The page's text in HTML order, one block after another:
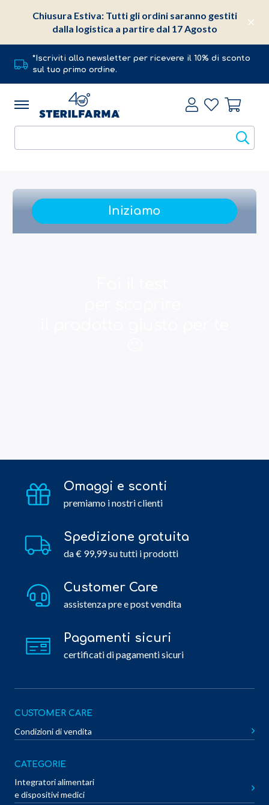
*Iscriviti alla newsletter per ricevere il 10% di sconto
sul tuo primo ordine.
Omaggi e sconti
premiamo i nostri clienti
Spedizione gratuita
da € 99,99 su tutti i prodotti
Customer Care
assistenza pre e post vendita
Pagamenti sicuri
certificati di pagamenti sicuri
CUSTOMER CARE
Condizioni di vendita
CATEGORIE
Integratori alimentari
e dispositivi medici
Chiusura Estiva: Tutti gli ordini saranno gestiti
dalla logistica a partire dal 17 Agosto